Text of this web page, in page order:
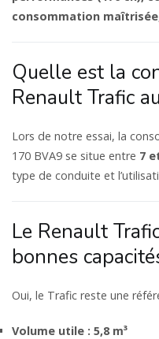
consommation maîtrisée
Quelle est la
Renault Trafic
Lors de notre essai, la
170 BVA9 se situe entre 7
type de conduite et
Le Renault
bonnes
Oui, le Trafic reste une
Volume utile : 5,8 m³